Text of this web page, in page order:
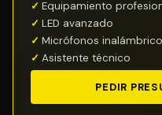
Equipamiento
LED avanzado
Micrófonos
Asistente técnico
PEDIR